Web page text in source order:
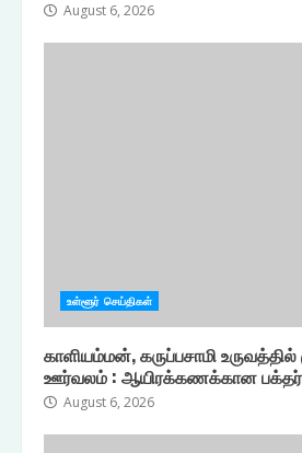
August 6, 2026
உள்ளூர் செய்திகள்
காளியம்மன், கருப்பசாமி உருவத்தில்
ஊர்வலம் : ஆயிரக்கணக்கான
August 6, 2026